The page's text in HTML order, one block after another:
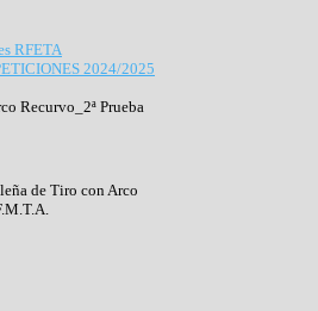
RFETA
2024/2025
Recurvo_2ª Prueba
de Tiro con Arco